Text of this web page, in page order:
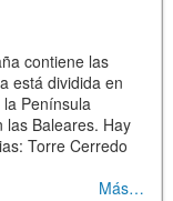
contiene las
está dividida en
Península
las Baleares. Hay
Torre Cerredo
Más